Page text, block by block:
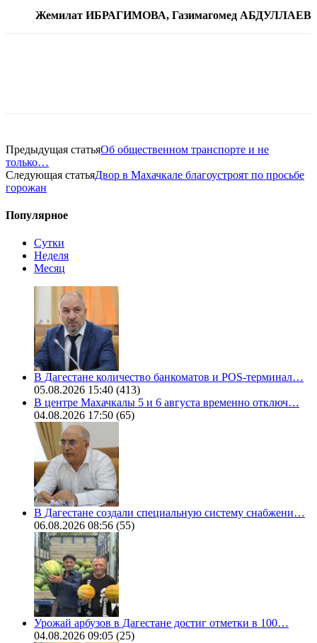
Жемилат ИБРАГИМОВА, Газимагомед АБДУЛЛАЕВ
Предыдущая статьяОб общественном транспорте и не
только…
Следующая статьяДвор в Махачкале благоустроят по просьбе
горожан
Популярное
Сутки
Неделя
Месяц
В Дагестане количество банкоматов и POS-терминал…
05.08.2026 15:40 (413)
В центре Махачкалы 5 и 6 августа временно отключ…
04.08.2026 17:50 (65)
В Дагестане создали специальную систему снабжени…
06.08.2026 08:56 (55)
Урожай арбузов в Дагестане достиг отметки в 100…
04.08.2026 09:05 (25)